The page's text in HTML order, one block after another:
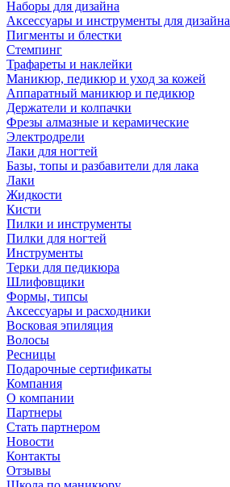
Наборы для дизайна
Аксессуары и инструменты для дизайна
Пигменты и блестки
Стемпинг
Трафареты и наклейки
Маникюр, педикюр и уход за кожей
Аппаратный маникюр и педикюр
Держатели и колпачки
Фрезы алмазные и керамические
Электродрели
Лаки для ногтей
Базы, топы и разбавители для лака
Лаки
Жидкости
Кисти
Пилки и инструменты
Пилки для ногтей
Инструменты
Терки для педикюра
Шлифовщики
Формы, типсы
Аксессуары и расходники
Восковая эпиляция
Волосы
Ресницы
Подарочные сертификаты
Компания
О компании
Партнеры
Стать партнером
Новости
Контакты
Отзывы